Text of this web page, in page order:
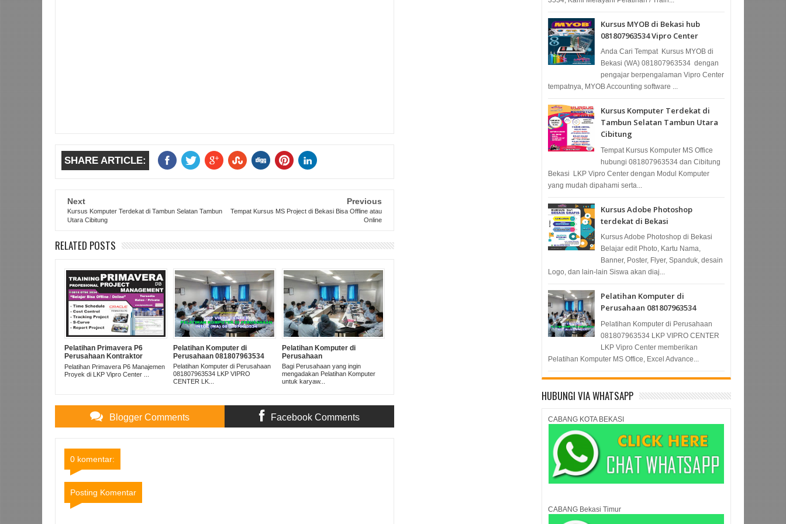
SHARE ARTICLE:
Next
Kursus Komputer Terdekat di Tambun Selatan Tambun
Utara Cibitung
Previous
Tempat Kursus MS Project di Bekasi Bisa Offline atau
Online
RELATED POSTS
Pelatihan Primavera P6
Perusahaan Kontraktor
Jakarta Bekasi Melayani
Pelatihan Seluruh Indonesia
Pelatihan Primavera P6 Manajemen
Proyek di LKP Vipro Center ...
Pelatihan Komputer di
Perusahaan 081807963534
Pelatihan Komputer di Perusahaan
081807963534 LKP VIPRO
CENTER LK...
Pelatihan Komputer di
Perusahaan
Bagi Perusahaan yang ingin
mengadakan Pelatihan Komputer
untuk karyaw...
Blogger Comments Facebook Comments
0 komentar:
Posting Komentar
Kursus MYOB di Bekasi hub
081807963534 Vipro Center
Anda Cari Tempat Kursus MYOB di
Bekasi (WA) 081807963534 dengan
pengajar berpengalaman Vipro Center
tempatnya, MYOB Accounting software ...
Kursus Komputer Terdekat di
Tambun Selatan Tambun Utara
Cibitung
Tempat Kursus Komputer MS Office
hubungi 081807963534 dan Cibitung
Bekasi LKP Vipro Center dengan Modul Komputer
yang mudah dipahami serta...
Kursus Adobe Photoshop
terdekat di Bekasi
Kursus Adobe Photoshop di Bekasi
Belajar edit Photo, Kartu Nama,
Banner, Poster, Flyer, Spanduk, desain
Logo, dan lain-lain Siswa akan diaj...
Pelatihan Komputer di
Perusahaan 081807963534
Pelatihan Komputer di Perusahaan
081807963534 LKP VIPRO CENTER
LKP Vipro Center memberikan
Pelatihan Komputer MS Office, Excel Advance...
HUBUNGI VIA WHATSAPP
CABANG KOTA BEKASI
CABANG Bekasi Timur